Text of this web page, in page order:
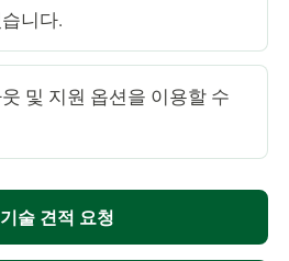
니다.
및 지원 옵션을 이용할 수
기술 견적 요청